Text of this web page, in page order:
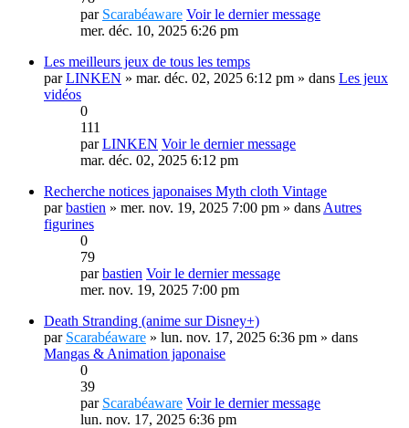
par Scarabéaware Voir le dernier message
mer. déc. 10, 2025 6:26 pm
Les meilleurs jeux de tous les temps
parLINKEN » mar. déc. 02, 2025 6:12 pm » dans Les jeux
vidéos
0
111
parLINKEN Voir le dernier message
mar. déc. 02, 2025 6:12 pm
Recherche notices japonaises Myth cloth Vintage
parbastien » mer. nov. 19, 2025 7:00 pm » dans Autres
figurines
0
79
parbastien Voir le dernier message
mer. nov. 19, 2025 7:00 pm
Death Stranding (anime sur Disney+)
par Scarabéaware » lun. nov. 17, 2025 6:36 pm » dans
Mangas & Animation japonaise
0
39
par Scarabéaware Voir le dernier message
lun. nov. 17, 2025 6:36 pm